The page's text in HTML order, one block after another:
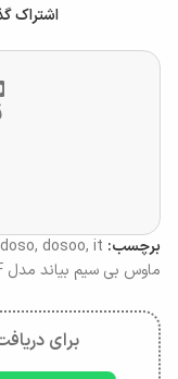
اشتراک
برچسب: doso, dosoo, it
ماوس بی سیم بیاند مدل BM-3890 RF
برای